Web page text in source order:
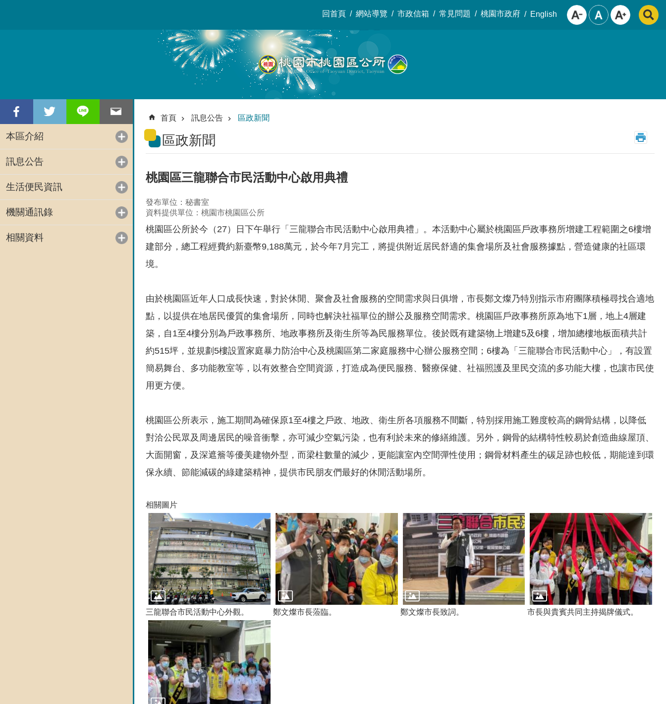
回首頁 網站導覽 市政信箱 常見問題 桃園市政府 English
本區介紹
訊息公告
生活便民資訊
機關通訊錄
相關資料
首頁 訊息公告 區政新聞
區政新聞
桃園區三龍聯合市民活動中心啟用典禮
發布單位：秘書室
資料提供單位：桃園市桃園區公所
桃園區公所於今（27）日下午舉行「三龍聯合市民活動中心啟用典禮」。本活動中心屬於桃園區戶政事務所增建工程範圍之6樓增
建部分，總工程經費約新臺幣9,188萬元，於今年7月完工，將提供附近居民舒適的集會場所及社會服務據點，營造健康的社區環
境。
由於桃園區近年人口成長快速，對於休閒、聚會及社會服務的空間需求與日俱增，市長鄭文燦乃特別指示市府團隊積極尋找合適地
點，以提供在地居民優質的集會場所，同時也解決社福單位的辦公及服務空間需求。桃園區戶政事務所原為地下1層，地上4層建
築，自1至4樓分別為戶政事務所、地政事務所及衛生所等為民服務單位。後於既有建築物上增建5及6樓，增加總樓地板面積共計
約515坪，並規劃5樓設置家庭暴力防治中心及桃園區第二家庭服務中心辦公服務空間；6樓為「三龍聯合市民活動中心」，有設置
簡易舞台、多功能教室等，以有效整合空間資源，打造成為便民服務、醫療保健、社福照護及里民交流的多功能大樓，也讓市民使
用更方便。
桃園區公所表示，施工期間為確保原1至4樓之戶政、地政、衛生所各項服務不間斷，特別採用施工難度較高的鋼骨結構，以降低
對洽公民眾及周邊居民的噪音衝擊，亦可減少空氣污染，也有利於未來的修繕維護。另外，鋼骨的結構特性較易於創造曲線屋頂、
大面開窗，及深遮簷等優美建物外型，而梁柱數量的減少，更能讓室內空間彈性使用；鋼骨材料產生的碳足跡也較低，期能達到環
保永續、節能減碳的綠建築精神，提供市民朋友們最好的休閒活動場所。
相關圖片
三龍聯合市民活動中心外觀。 鄭文燦市長蒞臨。 鄭文燦市長致詞。 市長與貴賓共同主持揭牌儀式。